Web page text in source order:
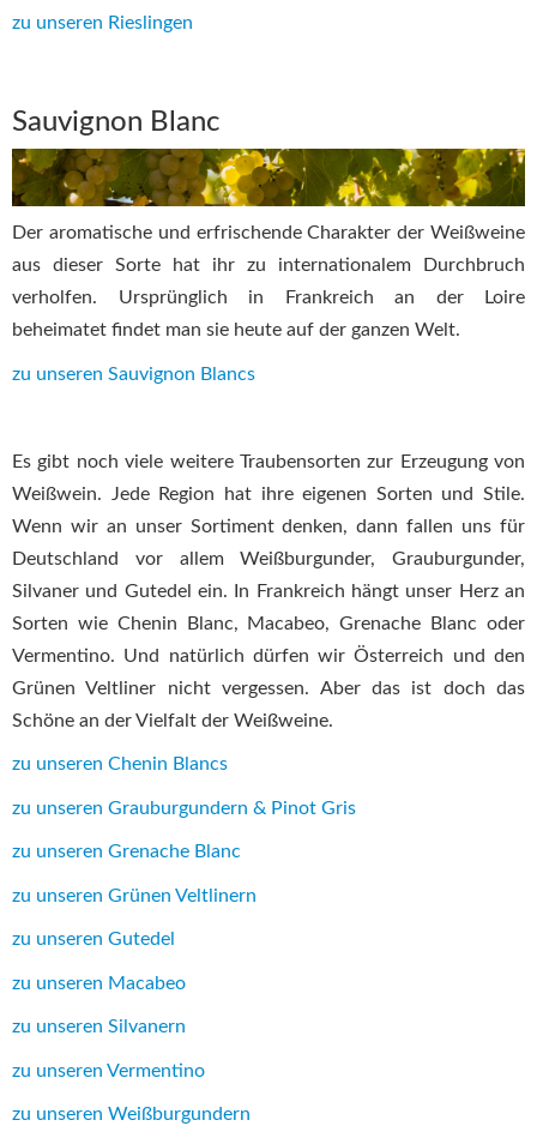
zu unseren Rieslingen
Sauvignon Blanc
Der aromatische und erfrischende Charakter der Weißweine
aus dieser Sorte hat ihr zu internationalem Durchbruch
verholfen. Ursprünglich in Frankreich an der Loire
beheimatet findet man sie heute auf der ganzen Welt.
zu unseren Sauvignon Blancs
Es gibt noch viele weitere Traubensorten zur Erzeugung von
Weißwein. Jede Region hat ihre eigenen Sorten und Stile.
Wenn wir an unser Sortiment denken, dann fallen uns für
Deutschland vor allem Weißburgunder, Grauburgunder,
Silvaner und Gutedel ein. In Frankreich hängt unser Herz an
Sorten wie Chenin Blanc, Macabeo, Grenache Blanc oder
Vermentino. Und natürlich dürfen wir Österreich und den
Grünen Veltliner nicht vergessen. Aber das ist doch das
Schöne an der Vielfalt der Weißweine.
zu unseren Chenin Blancs
zu unseren Grauburgundern & Pinot Gris
zu unseren Grenache Blanc
zu unseren Grünen Veltlinern
zu unseren Gutedel
zu unseren Macabeo
zu unseren Silvanern
zu unseren Vermentino
zu unseren Weißburgundern